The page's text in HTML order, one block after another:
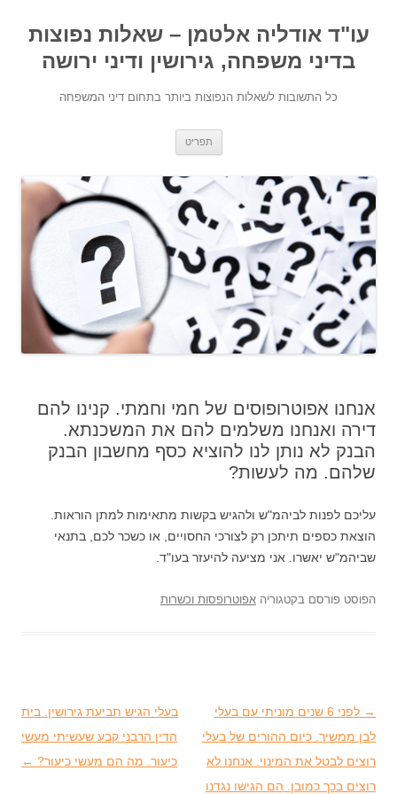
עו"ד אודליה אלטמן – שאלות נפוצות
בדיני משפחה, גירושין ודיני ירושה
כל התשובות לשאלות הנפוצות ביותר בתחום דיני המשפחה
תפריט
אנחנו אפוטרופוסים של חמי וחמתי. קנינו להם
דירה ואנחנו משלמים להם את המשכנתא.
הבנק לא נותן לנו להוציא כסף מחשבון הבנק
שלהם. מה לעשות?
עליכם לפנות לביהמ"ש ולהגיש בקשות מתאימות למתן הוראות.
הוצאת כספים תיתכן רק לצורכי החסויים, או כשכר לכם, בתנאי
שביהמ"ש יאשרו. אני מציעה להיעזר בעו"ד.
הפוסט פורסם בקטגוריה אפוטרופסות וכשרות
ניווט בפוסטים
→
לפני 6 שנים מוניתי עם בעלי
לבן ממשיך. כיום ההורים של בעלי
רוצים לבטל את המינוי. אנחנו לא
רוצים בכך כמובן. הם הגישו נגדנו
בעלי הגיש תביעת גירושין. בית
הדין הרבני קבע שעשיתי מעשי
כיעור. מה הם מעשי כיעור? ←